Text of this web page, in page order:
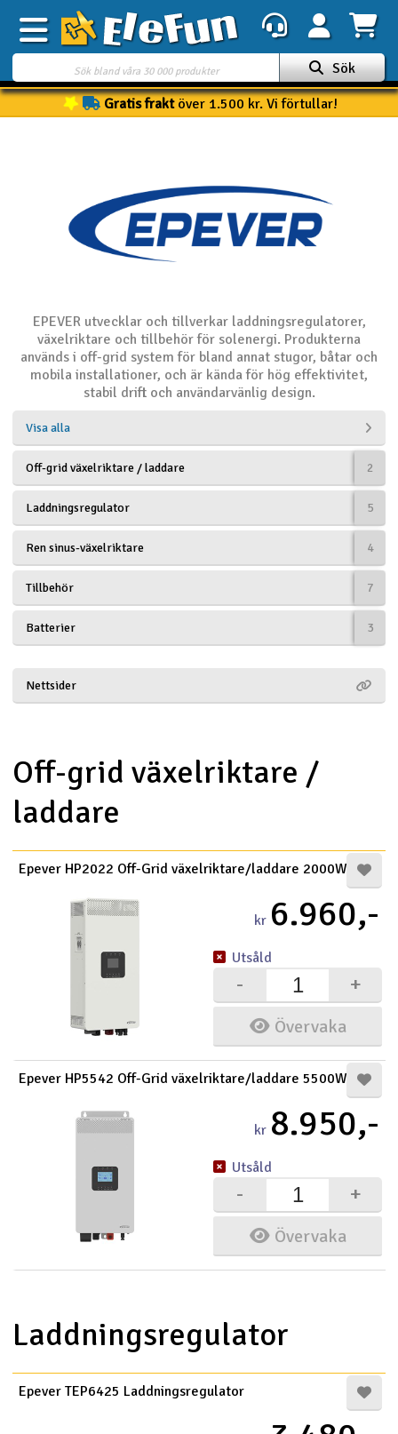
Veckans erbjudande
Present kort
3D-print
Bilar
Bilbana
Båtar
Drönare
Drönare för FPV
Flygplan
Helikopter
Kamerautrustning
Modellbygg- och byggsatser
Motor & tillbehör
Outlet
Radioutrustning
Raketer
Scooter & elfordon
Smarthem, lek och hobby
Sök
Gratis fraktöver 1.500 kr. Vi förtullar!
EPEVER utvecklar och tillverkar laddningsregulatorer,
växelriktare och tillbehör för solenergi. Produkterna
används i off-grid system för bland annat stugor, båtar och
mobila installationer, och är kända för hög effektivitet,
stabil drift och användarvänlig design.
Visa alla
Off-grid växelriktare / laddare 2
Laddningsregulator 5
Ren sinus-växelriktare 4
Tillbehör 7
Batterier 3
Nettsider
Off-grid växelriktare /
laddare
Epever HP2022 Off-Grid växelriktare/laddare 2000W
kr 6.960,-
Övervaka
+
-
Utsåld
Epever HP5542 Off-Grid växelriktare/laddare 5500W
kr 8.950,-
Övervaka
+
-
Utsåld
Laddningsregulator
Epever TEP6425 Laddningsregulator